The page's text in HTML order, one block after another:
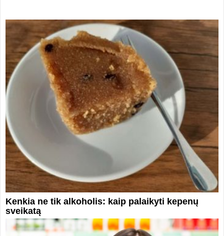
Kenkia ne tik alkoholis: kaip palaikyti kepenų
sveikatą